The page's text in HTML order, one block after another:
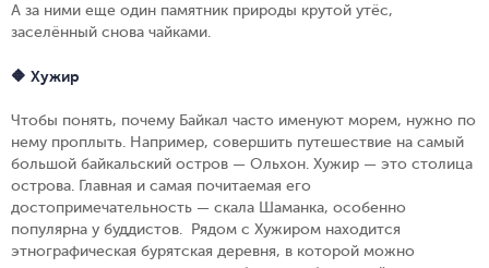
А за ними еще один памятник природы крутой утёс,
заселённый снова чайками.
🔶 Хужир
Чтобы понять, почему Байкал часто именуют морем, нужно по
нему проплыть. Например, совершить путешествие на самый
большой байкальский остров — Ольхон. Хужир — это столица
острова. Главная и самая почитаемая его
достопримечательность — скала Шаманка, особенно
популярна у буддистов. Рядом с Хужиром находится
этнографическая бурятская деревня, в которой можно